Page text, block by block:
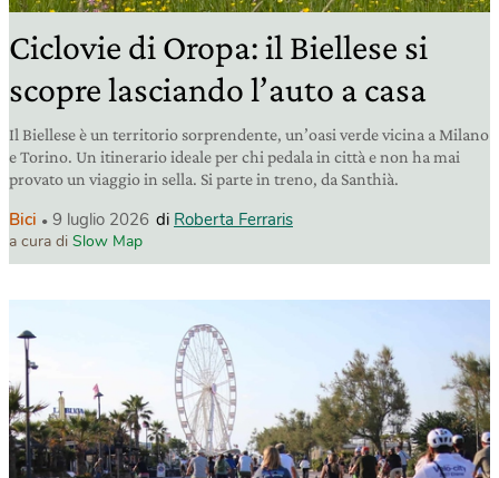
Ciclovie di Oropa: il Biellese si
scopre lasciando l’auto a casa
Il Biellese è un territorio sorprendente, un’oasi verde vicina a Milano
e Torino. Un itinerario ideale per chi pedala in città e non ha mai
provato un viaggio in sella. Si parte in treno, da Santhià.
Bici 9 luglio 2026 di Roberta Ferraris
a cura di Slow Map